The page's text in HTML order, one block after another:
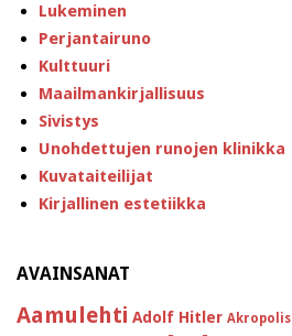
Lukeminen
Perjantairuno
Kulttuuri
Maailmankirjallisuus
Sivistys
Unohdettujen runojen klinikka
Kuvataiteilijat
Kirjallinen estetiikka
AVAINSANAT
Aamulehti Adolf Hitler Akropolis